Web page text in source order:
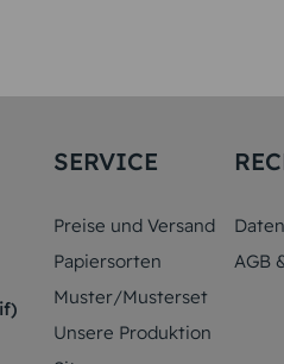
SERVICE
Preise und Versand
Papiersorten
Muster/Musterset
Unsere Produktion
AGB